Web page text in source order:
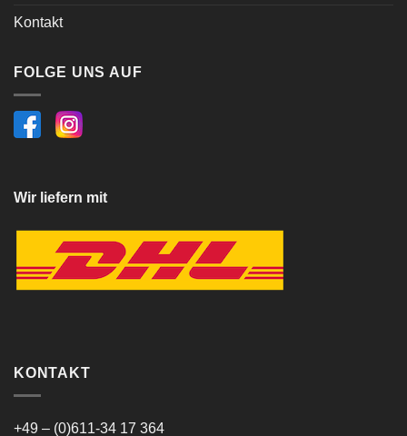
Kontakt
FOLGE UNS AUF
Wir liefern mit
KONTAKT
+49 – (0)611-34 17 364